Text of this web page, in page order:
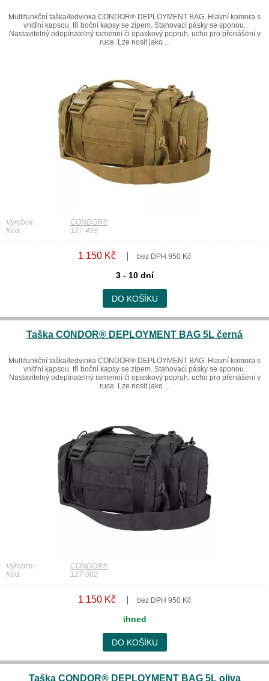
Multifunkční taška/ledvinka CONDOR® DEPLOYMENT BAG. Hlavní komora s
vnitřní kapsou, tři boční kapsy se zipem. Stahovací pásky se sponou.
Nastavitelný odepínatelný ramenní či opaskový popruh, ucho pro přenášení v
ruce. Lze nosit jako ...
Výrobce:
CONDOR®
Kód:
127-498
1 150 Kč bez DPH 950 Kč
3 - 10 dní
DO KOŠÍKU
Taška CONDOR® DEPLOYMENT BAG 5L černá
Multifunkční taška/ledvinka CONDOR® DEPLOYMENT BAG. Hlavní komora s
vnitřní kapsou, tři boční kapsy se zipem. Stahovací pásky se sponou.
Nastavitelný odepínatelný ramenní či opaskový popruh, ucho pro přenášení v
ruce. Lze nosit jako ...
Výrobce:
CONDOR®
Kód:
127-002
1 150 Kč bez DPH 950 Kč
ihned
DO KOŠÍKU
Taška CONDOR® DEPLOYMENT BAG 5L oliva